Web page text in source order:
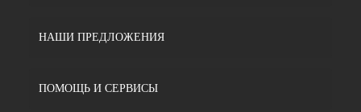
НАШИ ПРЕДЛОЖЕНИЯ
ПОМОЩЬ И СЕРВИСЫ